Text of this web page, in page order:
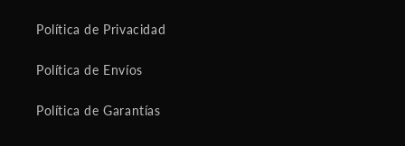
Política de Privacidad
Política de Envíos
Política de Garantías